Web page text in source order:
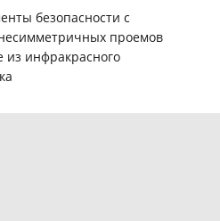
безопасности c
проемов
из инфракрасного